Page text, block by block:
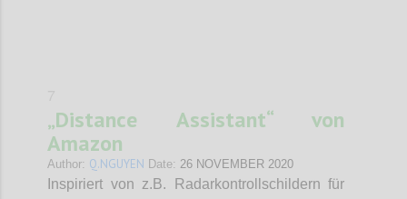
„Distance Assistant“ von
Amazon
Author: Q.NGUYEN Date: 26 NOVEMBER 2020
Inspiriert von z.B. Radarkontrollschildern für